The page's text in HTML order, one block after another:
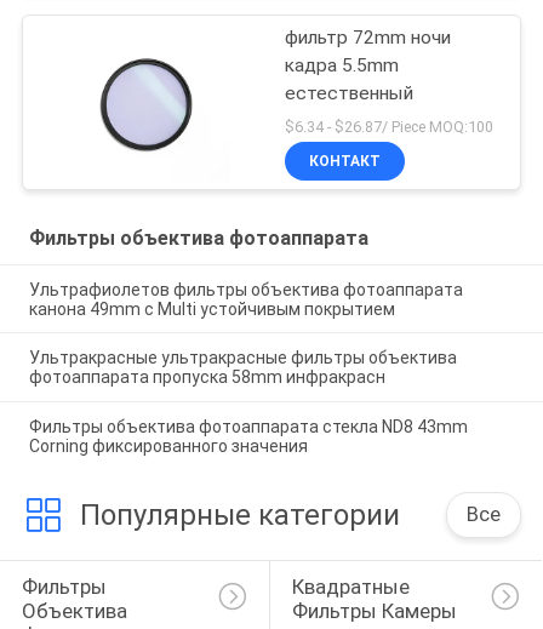
фильтр 72mm ночи
кадра 5.5mm
естественный
$6.34 - $26.87/ Piece MOQ:100
КОНТАКТ
Фильтры объектива фотоаппарата
Ультрафиолетов фильтры объектива фотоаппарата
канона 49mm с Multi устойчивым покрытием
Ультракрасные ультракрасные фильтры объектива
фотоаппарата пропуска 58mm инфракрасн
Фильтры объектива фотоаппарата стекла ND8 43mm
Corning фиксированного значения
Популярные категории Все
Фильтры
Объектива
Квадратные
Фильтры Камеры